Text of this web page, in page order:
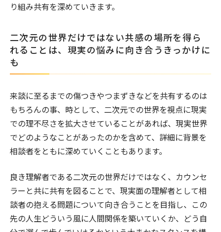
り組み共有を深めていきます。
二次元の世界だけではない共感の場所を得ら
れることは、現実の悩みに向き合うきっかけに
も
来談に至るまでの傷つきやつまずきなどを共有するのは
もちろんの事、時として、二次元での世界を視点に現実
での理不尽さを拡大させていることがあれば、現実世界
でどのようなことがあったのかを含めて、詳細に背景を
相談者をともに深めていくこともあります。
良き理解者である二次元の世界だけではなく、カウンセ
ラーと共に共有を図ることで、現実面の理解者として相
談者の抱える問題について向き合うことを目指し、この
先の人生どういう風に人間関係を築いていくか、どう自